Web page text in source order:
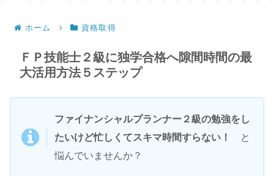
ホーム 資格取得
ＦＰ技能士２級に独学合格へ隙間時間の最
大活用方法５ステップ
ファイナンシャルプランナー２級の勉強をし
たいけど忙しくてスキマ時間すらない！
と
悩んでいませんか？